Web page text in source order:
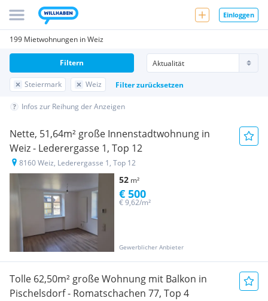
Einloggen
199 Mietwohnungen in Weiz
Steiermark Weiz Filter zurücksetzen
Filtern
Infos zur Reihung der Anzeigen
Nette, 51,64m² große Innenstadtwohnung in
Weiz - Lederergasse 1, Top 12
8160 Weiz, Lederergasse 1, Top 12
52 m²
Gewerblicher Anbieter
€ 9,62/m²
€ 500
Tolle 62,50m² große Wohnung mit Balkon in
Pischelsdorf - Romatschachen 77, Top 4